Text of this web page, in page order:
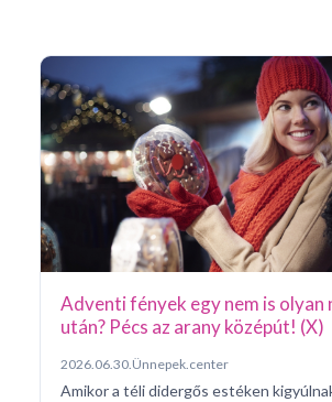
Adventi fények egy nem is olyan
után? Pécs az arany középút! (X)
2026.06.30. Ünnepek.center
Amikor a téli didergős estéken